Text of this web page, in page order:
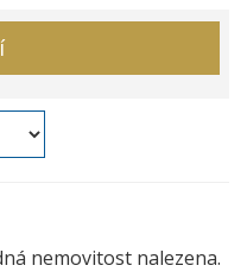
nemovitost nalezena.